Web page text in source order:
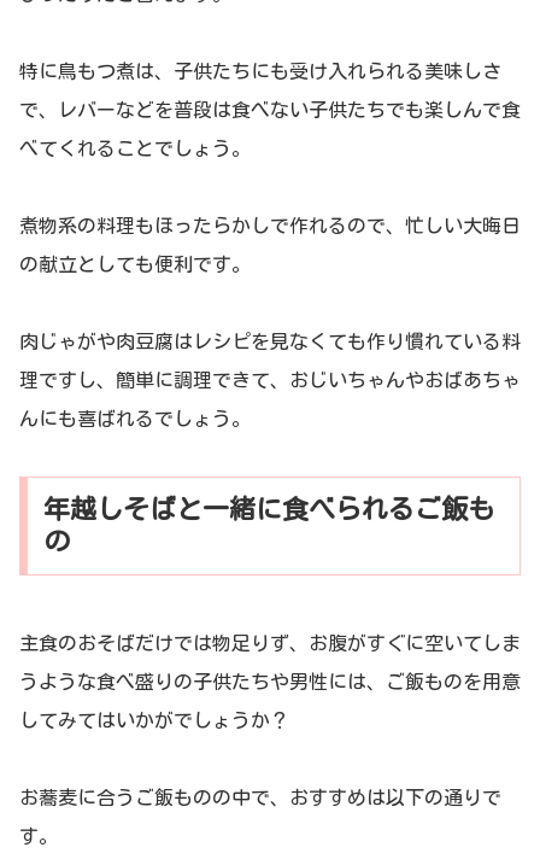
特に鳥もつ煮は、子供たちにも受け入れられる美味しさ
で、レバーなどを普段は食べない子供たちでも楽しんで食
べてくれることでしょう。
煮物系の料理もほったらかしで作れるので、忙しい大晦日
の献立としても便利です。
肉じゃがや肉豆腐はレシピを見なくても作り慣れている料
理ですし、簡単に調理できて、おじいちゃんやおばあちゃ
んにも喜ばれるでしょう。
年越しそばと一緒に食べられるご飯も
の
主食のおそばだけでは物足りず、お腹がすぐに空いてしま
うような食べ盛りの子供たちや男性には、ご飯ものを用意
してみてはいかがでしょうか？
お蕎麦に合うご飯ものの中で、おすすめは以下の通りで
す。